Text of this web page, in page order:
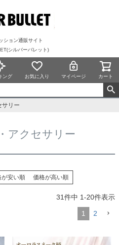
ション通販サイト
シルバーバレット)
ング お気に入り マイページ カート
サリー
アクセサリー
が安い順 価格が高い順
31件中 1-20件表示
1 2